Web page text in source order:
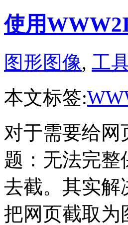
使用
图形图像, 工
本文标签:
对于需要给网
题：无法完整
去截。其实解
把网页截取为